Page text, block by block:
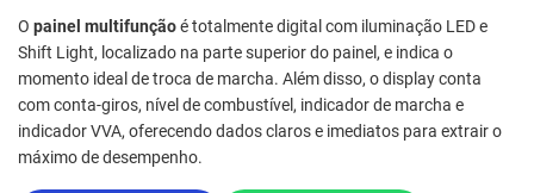
O painel multifunçãoé totalmente digital com iluminação LED e
Shift Light, localizado na parte superior do painel, e indica o
momento ideal de troca de marcha. Além disso, o display conta
com conta‑giros, nível de combustível, indicador de marcha e
indicador VVA, oferecendo dados claros e imediatos para extrair o
máximo de desempenho.